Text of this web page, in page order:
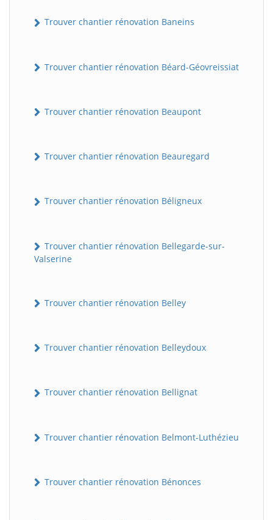
Trouver chantier rénovation Baneins
Trouver chantier rénovation Béard-Géovreissiat
Trouver chantier rénovation Beaupont
Trouver chantier rénovation Beauregard
Trouver chantier rénovation Béligneux
Trouver chantier rénovation Bellegarde-sur-
Valserine
Trouver chantier rénovation Belley
Trouver chantier rénovation Belleydoux
Trouver chantier rénovation Bellignat
Trouver chantier rénovation Belmont-Luthézieu
Trouver chantier rénovation Bénonces